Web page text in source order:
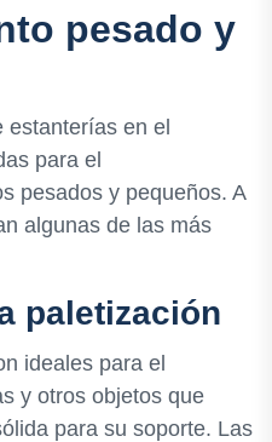
pesado y
estanterías en el
para el
pesados y pequeños. A
algunas de las más
paletización
ideales para el
y otros objetos que
para su soporte. Las